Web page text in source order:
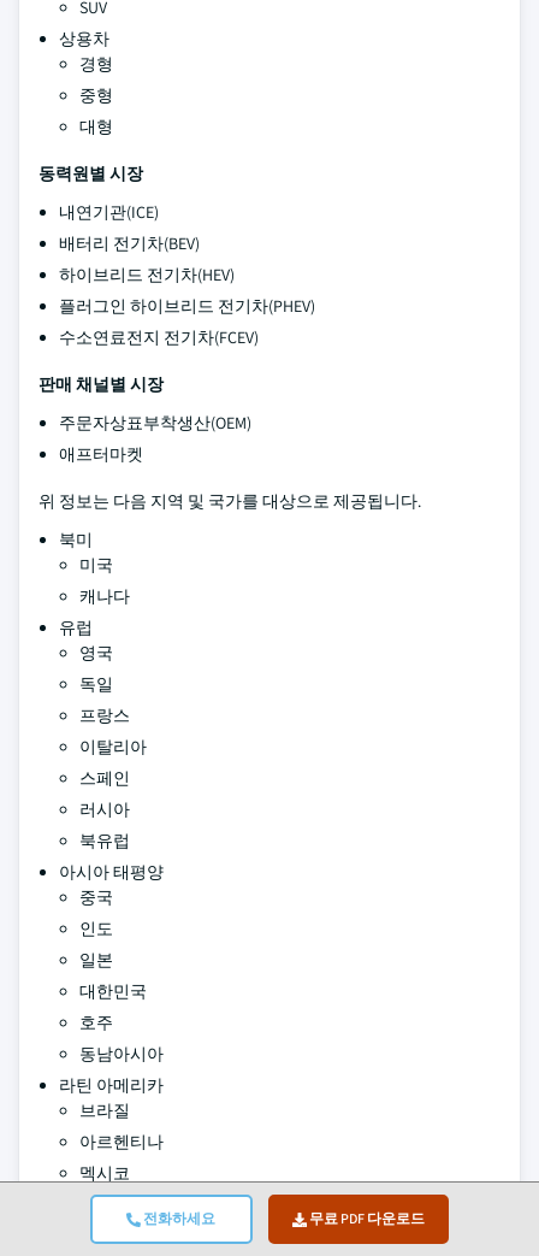
전화하세요 무료 PDF 다운로드
SUV
상용차
경형
중형
대형
동력원별 시장
내연기관(ICE)
배터리 전기차(BEV)
하이브리드 전기차(HEV)
플러그인 하이브리드 전기차(PHEV)
수소연료전지 전기차(FCEV)
판매 채널별 시장
주문자상표부착생산(OEM)
애프터마켓
위 정보는 다음 지역 및 국가를 대상으로 제공됩니다.
북미
미국
캐나다
유럽
영국
독일
프랑스
이탈리아
스페인
러시아
북유럽
아시아 태평양
중국
인도
일본
대한민국
호주
동남아시아
라틴 아메리카
브라질
아르헨티나
멕시코
중동·아프리카(MEA)
아랍에미리트(UAE)